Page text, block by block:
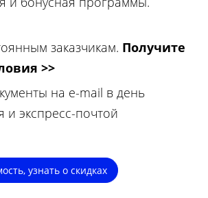
заказчикам. Получите
>>
на e-mail в день
экспресс-почтой
узнать о скидках